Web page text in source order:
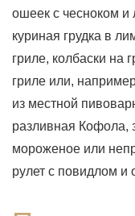
ошеек с чесноком и
куриная грудка в
гриле, колбаски на
гриле или,
из местной
разливная Кофола,
мороженое или
рулет с повидлом и